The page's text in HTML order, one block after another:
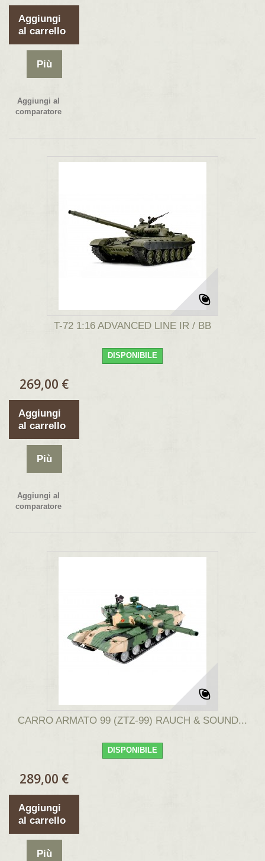
Aggiungi
al carrello
Più
Aggiungi al
comparatore
T-72 1:16 ADVANCED LINE IR / BB
DISPONIBILE
269,00 €
Aggiungi
al carrello
Più
Aggiungi al
comparatore
CARRO ARMATO 99 (ZTZ-99) RAUCH & SOUND...
DISPONIBILE
289,00 €
Aggiungi
al carrello
Più